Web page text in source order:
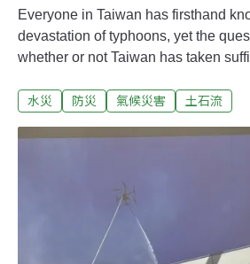
Everyone in Taiwan has firsthand
devastation of typhoons, yet the
whether or not Taiwan has taken sufficient disaster
(梅姬颱風) devastated Su'ao Township in ​​Yilan, with
mudslides, resulting in the deaths of
水災 防災 氣候災害 土石流